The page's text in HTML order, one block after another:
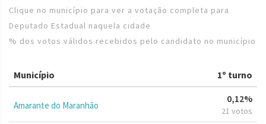
Clique no município para ver a votação completa para
Deputado Estadual naquela cidade
% dos votos válidos recebidos pelo candidato no município
Município 1º turno
Amarante do Maranhão
0,12%
21 votos